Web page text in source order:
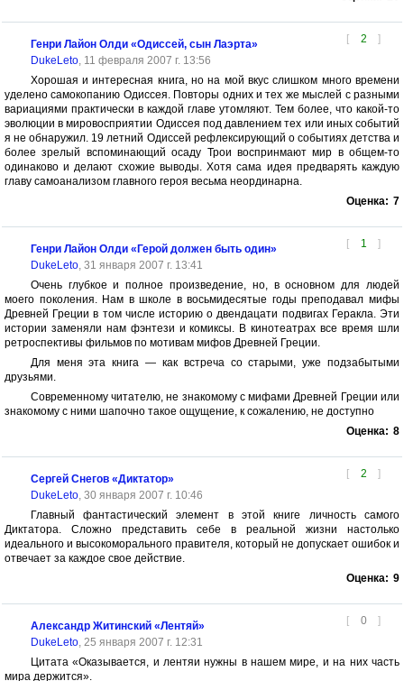
[ 2 ]
Генри Лайон Олди «Одиссей, сын Лаэрта»
DukeLeto, 11 февраля 2007 г. 13:56
Хорошая и интересная книга, но на мой вкус слишком много времени
уделено самокопанию Одиссея. Повторы одних и тех же мыслей с разными
вариациями практически в каждой главе утомляют. Тем более, что какой-то
эволюции в мировосприятии Одиссея под давлением тех или иных событий
я не обнаружил. 19 летний Одиссей рефлексирующий о событиях детства и
более зрелый вспоминающий осаду Трои воспринмают мир в общем-то
одинаково и делают схожие выводы. Хотя сама идея предварять каждую
главу самоанализом главного героя весьма неординарна.
Оценка: 7
[ 1 ]
Генри Лайон Олди «Герой должен быть один»
DukeLeto, 31 января 2007 г. 13:41
Очень глубкое и полное произведение, но, в основном для людей
моего поколения. Нам в школе в восьмидесятые годы преподавал мифы
Древней Греции в том числе историю о двендацати подвигах Геракла. Эти
истории заменяли нам фэнтези и комиксы. В кинотеатрах все время шли
ретроспективы фильмов по мотивам мифов Древней Греции.
Для меня эта книга — как встреча со старыми, уже подзабытыми
друзьями.
Современному читателю, не знакомому с мифами Древней Греции или
знакомому с ними шапочно такое ощущение, к сожалению, не доступно
Оценка: 8
[ 2 ]
Сергей Снегов «Диктатор»
DukeLeto, 30 января 2007 г. 10:46
Главный фантастический элемент в этой книге личность самого
Диктатора. Сложно представить себе в реальной жизни настолько
идеального и высокоморального правителя, который не допускает ошибок и
отвечает за каждое свое действие.
Оценка: 9
[ 0 ]
Александр Житинский «Лентяй»
DukeLeto, 25 января 2007 г. 12:31
Цитата «Оказывается, и лентяи нужны в нашем мире, и на них часть
мира держится».